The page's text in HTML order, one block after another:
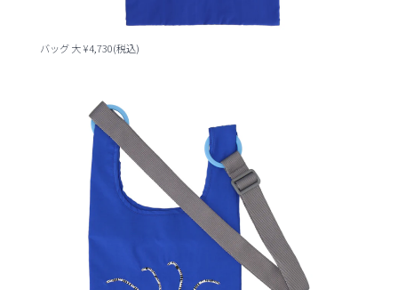
バッグ 大 ¥4,730(税込)